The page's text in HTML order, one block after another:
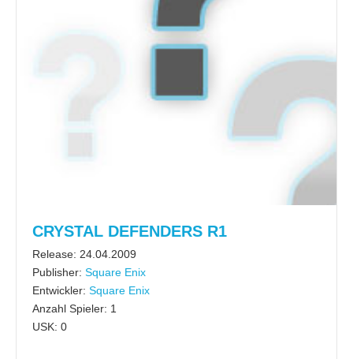
CRYSTAL DEFENDERS R1
Release: 24.04.2009
Publisher: Square Enix
Entwickler: Square Enix
Anzahl Spieler: 1
USK: 0